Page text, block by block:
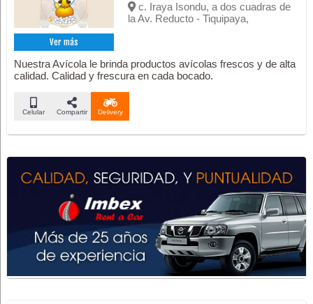
Ver más
c. Iraya Isondu, a dos cuadras de
la Av. Reducto - Tiquipaya,
Nuestra Avícola le brinda productos avícolas frescos y de alta
calidad. Calidad y frescura en cada bocado.
Celular Compartir Delivery